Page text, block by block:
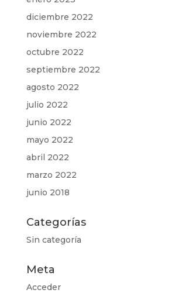
diciembre 2022
noviembre 2022
octubre 2022
septiembre 2022
agosto 2022
julio 2022
junio 2022
mayo 2022
abril 2022
marzo 2022
junio 2018
Categorías
Sin categoría
Meta
Acceder